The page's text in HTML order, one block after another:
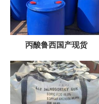
丙酸鲁西国产现货